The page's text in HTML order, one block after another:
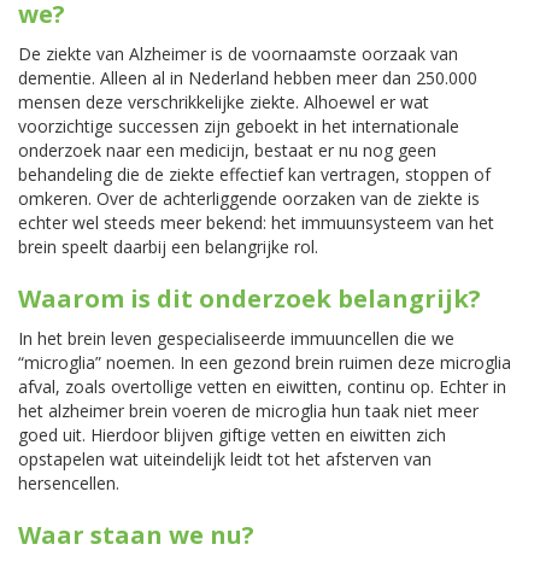
we?
De ziekte van Alzheimer is de voornaamste oorzaak van
dementie. Alleen al in Nederland hebben meer dan 250.000
mensen deze verschrikkelijke ziekte. Alhoewel er wat
voorzichtige successen zijn geboekt in het internationale
onderzoek naar een medicijn, bestaat er nu nog geen
behandeling die de ziekte effectief kan vertragen, stoppen of
omkeren. Over de achterliggende oorzaken van de ziekte is
echter wel steeds meer bekend: het immuunsysteem van het
brein speelt daarbij een belangrijke rol.
Waarom is dit onderzoek belangrijk?
In het brein leven gespecialiseerde immuuncellen die we
“microglia” noemen. In een gezond brein ruimen deze microglia
afval, zoals overtollige vetten en eiwitten, continu op. Echter in
het alzheimer brein voeren de microglia hun taak niet meer
goed uit. Hierdoor blijven giftige vetten en eiwitten zich
opstapelen wat uiteindelijk leidt tot het afsterven van
hersencellen.
Waar staan we nu?